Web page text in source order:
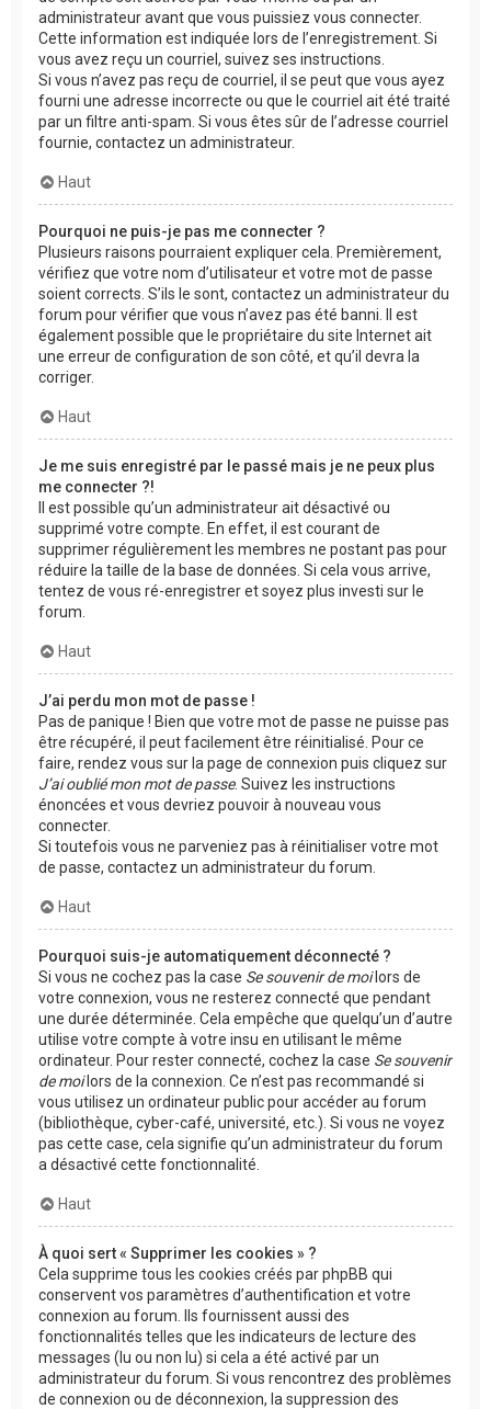
administrateur avant que vous puissiez vous connecter.
Cette information est indiquée lors de l’enregistrement. Si
vous avez reçu un courriel, suivez ses instructions.
Si vous n’avez pas reçu de courriel, il se peut que vous ayez
fourni une adresse incorrecte ou que le courriel ait été traité
par un filtre anti-spam. Si vous êtes sûr de l’adresse courriel
fournie, contactez un administrateur.
Haut
Pourquoi ne puis-je pas me connecter ?
Plusieurs raisons pourraient expliquer cela. Premièrement,
vérifiez que votre nom d’utilisateur et votre mot de passe
soient corrects. S’ils le sont, contactez un administrateur du
forum pour vérifier que vous n’avez pas été banni. Il est
également possible que le propriétaire du site Internet ait
une erreur de configuration de son côté, et qu’il devra la
corriger.
Haut
Je me suis enregistré par le passé mais je ne peux plus
me connecter ?!
Il est possible qu’un administrateur ait désactivé ou
supprimé votre compte. En effet, il est courant de
supprimer régulièrement les membres ne postant pas pour
réduire la taille de la base de données. Si cela vous arrive,
tentez de vous ré-enregistrer et soyez plus investi sur le
forum.
Haut
J’ai perdu mon mot de passe !
Pas de panique ! Bien que votre mot de passe ne puisse pas
être récupéré, il peut facilement être réinitialisé. Pour ce
faire, rendez vous sur la page de connexion puis cliquez sur
J’ai oublié mon mot de passe. Suivez les instructions
énoncées et vous devriez pouvoir à nouveau vous
connecter.
Si toutefois vous ne parveniez pas à réinitialiser votre mot
de passe, contactez un administrateur du forum.
Haut
Pourquoi suis-je automatiquement déconnecté ?
Si vous ne cochez pas la case Se souvenir de moilors de
votre connexion, vous ne resterez connecté que pendant
une durée déterminée. Cela empêche que quelqu’un d’autre
utilise votre compte à votre insu en utilisant le même
ordinateur. Pour rester connecté, cochez la case Se souvenir
de moilors de la connexion. Ce n’est pas recommandé si
vous utilisez un ordinateur public pour accéder au forum
(bibliothèque, cyber-café, université, etc.). Si vous ne voyez
pas cette case, cela signifie qu’un administrateur du forum
a désactivé cette fonctionnalité.
Haut
À quoi sert « Supprimer les cookies » ?
Cela supprime tous les cookies créés par phpBB qui
conservent vos paramètres d’authentification et votre
connexion au forum. Ils fournissent aussi des
fonctionnalités telles que les indicateurs de lecture des
messages (lu ou non lu) si cela a été activé par un
administrateur du forum. Si vous rencontrez des problèmes
de connexion ou de déconnexion, la suppression des